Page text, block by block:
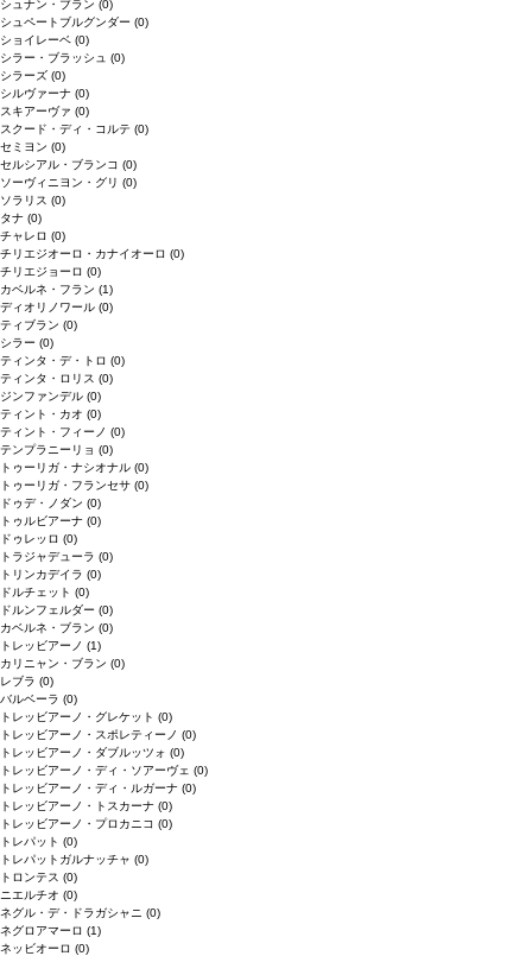
シュナン・ブラン (0)
シュペートブルグンダー (0)
ショイレーベ (0)
シラー・ブラッシュ (0)
シラーズ (0)
シルヴァーナ (0)
スキアーヴァ (0)
スクード・ディ・コルテ (0)
セミヨン (0)
セルシアル・ブランコ (0)
ソーヴィニヨン・グリ (0)
ソラリス (0)
タナ (0)
チャレロ (0)
チリエジオーロ・カナイオーロ (0)
チリエジョーロ (0)
カベルネ・フラン (1)
ディオリノワール (0)
ティブラン (0)
シラー (0)
ティンタ・デ・トロ (0)
ティンタ・ロリス (0)
ジンファンデル (0)
ティント・カオ (0)
ティント・フィーノ (0)
テンプラニーリョ (0)
トゥーリガ・ナシオナル (0)
トゥーリガ・フランセサ (0)
ドゥデ・ノダン (0)
トゥルビアーナ (0)
ドゥレッロ (0)
トラジャデューラ (0)
トリンカデイラ (0)
ドルチェット (0)
ドルンフェルダー (0)
カベルネ・ブラン (0)
トレッビアーノ (1)
カリニャン・ブラン (0)
レブラ (0)
バルベーラ (0)
トレッビアーノ・グレケット (0)
トレッビアーノ・スポレティーノ (0)
トレッビアーノ・ダブルッツォ (0)
トレッビアーノ・ディ・ソアーヴェ (0)
トレッビアーノ・ディ・ルガーナ (0)
トレッビアーノ・トスカーナ (0)
トレッビアーノ・プロカニコ (0)
トレパット (0)
トレパットガルナッチャ (0)
トロンテス (0)
ニエルチオ (0)
ネグル・デ・ドラガシャニ (0)
ネグロアマーロ (1)
ネッビオーロ (0)